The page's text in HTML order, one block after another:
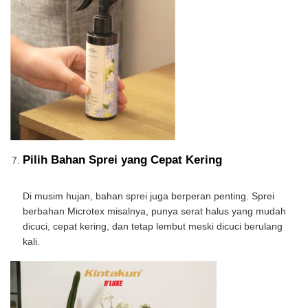
Pilih Bahan Sprei yang Cepat Kering
Di musim hujan, bahan sprei juga berperan penting. Sprei
berbahan Microtex misalnya, punya serat halus yang mudah
dicuci, cepat kering, dan tetap lembut meski dicuci berulang
kali.